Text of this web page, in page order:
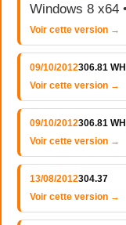
Windows 8 x64
Voir cette version →
09/10/2012306.81
Voir cette version →
09/10/2012306.81
Voir cette version →
13/08/2012304.37
Voir cette version →